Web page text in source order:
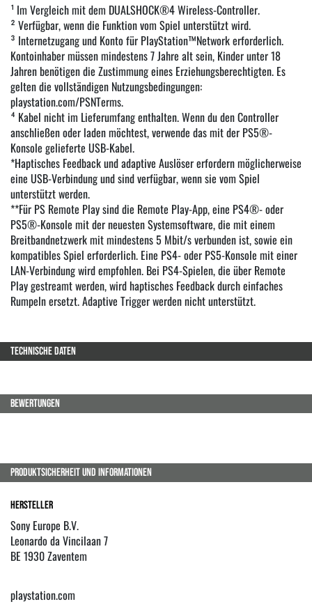
¹ Im Vergleich mit dem DUALSHOCK®4 Wireless-Controller.
² Verfügbar, wenn die Funktion vom Spiel unterstützt wird.
³ Internetzugang und Konto für PlayStation™Network erforderlich.
Kontoinhaber müssen mindestens 7 Jahre alt sein, Kinder unter 18
Jahren benötigen die Zustimmung eines Erziehungsberechtigten. Es
gelten die vollständigen Nutzungsbedingungen:
playstation.com/PSNTerms.
⁴ Kabel nicht im Lieferumfang enthalten. Wenn du den Controller
anschließen oder laden möchtest, verwende das mit der PS5®-
Konsole gelieferte USB-Kabel.
*Haptisches Feedback und adaptive Auslöser erfordern möglicherweise
eine USB-Verbindung und sind verfügbar, wenn sie vom Spiel
unterstützt werden.
**Für PS Remote Play sind die Remote Play-App, eine PS4®- oder
PS5®-Konsole mit der neuesten Systemsoftware, die mit einem
Breitbandnetzwerk mit mindestens 5 Mbit/s verbunden ist, sowie ein
kompatibles Spiel erforderlich. Eine PS4- oder PS5-Konsole mit einer
LAN-Verbindung wird empfohlen. Bei PS4-Spielen, die über Remote
Play gestreamt werden, wird haptisches Feedback durch einfaches
Rumpeln ersetzt. Adaptive Trigger werden nicht unterstützt.
TECHNISCHE DATEN
BEWERTUNGEN
PRODUKTSICHERHEIT UND INFORMATIONEN
Hersteller
Sony Europe B.V.
Leonardo da Vincilaan 7
BE 1930 Zaventem
playstation.com